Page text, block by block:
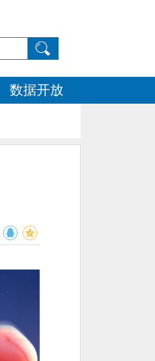
数据开放